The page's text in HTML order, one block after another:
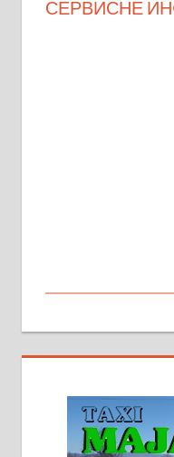
СЕРВИСНЕ
стамбене
2х150м2, две
грејање на
адресе. 063/71-